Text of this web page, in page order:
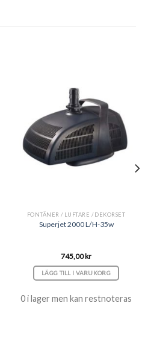
FONTÄNER / LUFTARE / DEKORSET
Superjet 2000 L/H-35w
745,00kr
LÄGG TILL I VARUKORG
0 i lager men kan restnoteras